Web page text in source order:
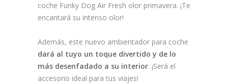
coche Funky Dog Air Fresh olor primavera. ¡Te
encantará su intenso olor!
Además, este nuevo ambientador para coche
dará al tuyo un toque divertido y de lo
más desenfadado a su interior. ¡Será el
accesorio ideal para tus viajes!